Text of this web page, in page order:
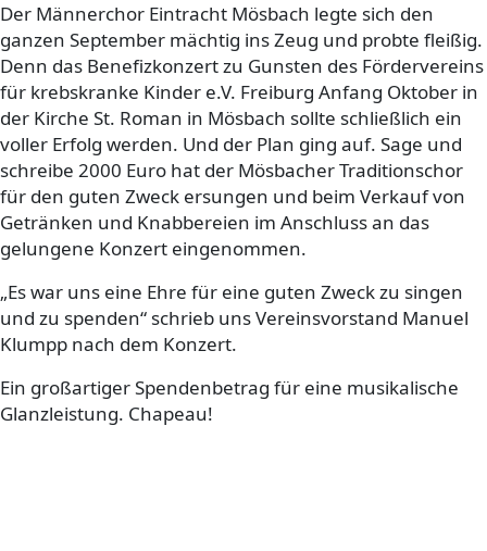
Der Männerchor Eintracht Mösbach legte sich den
ganzen September mächtig ins Zeug und probte fleißig.
Denn das Benefizkonzert zu Gunsten des Fördervereins
für krebskranke Kinder e.V. Freiburg Anfang Oktober in
der Kirche St. Roman in Mösbach sollte schließlich ein
voller Erfolg werden. Und der Plan ging auf. Sage und
schreibe 2000 Euro hat der Mösbacher Traditionschor
für den guten Zweck ersungen und beim Verkauf von
Getränken und Knabbereien im Anschluss an das
gelungene Konzert eingenommen.
„Es war uns eine Ehre für eine guten Zweck zu singen
und zu spenden“ schrieb uns Vereinsvorstand Manuel
Klumpp nach dem Konzert.
Ein großartiger Spendenbetrag für eine musikalische
Glanzleistung. Chapeau!